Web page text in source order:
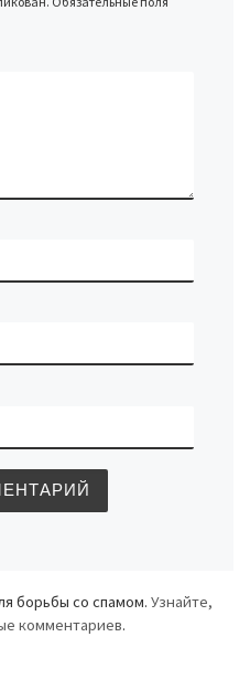
борьбы со спамом. Узнайте,
комментариев.